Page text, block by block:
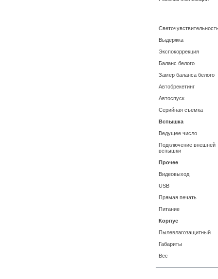
Выдержка
Экспокоррекция
Баланс белого
Замер баланса белого
Автобрекетинг
Автоспуск
Серийная съемка
Вспышка
Ведущее число
Подключение внешней
вспышки
Прочее
Видеовыход
USB
Прямая печать
Питание
Корпус
Пылевлагозащитный
Габариты
Вес